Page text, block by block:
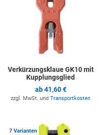
Verkürzungsklaue GK10 mit
Kupplungsglied
ab41,60 €
zzgl. MwSt. und Transportkosten
Merkliste hinzufügen
7 Varianten